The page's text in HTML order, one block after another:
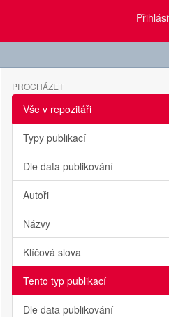
PROCHÁZET
Vše v repozitáři
Typy publikací
Dle data publikování
Autoři
Názvy
Klíčová slova
Tento typ publikací
Dle data publikování